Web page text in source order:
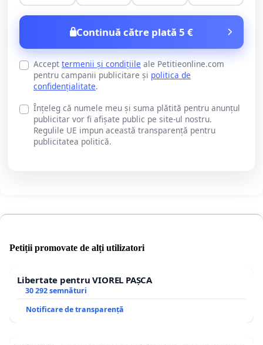
Continuă către plată 5 €
Accept termenii și condițiile ale Petitieonline.com
pentru campanii publicitare și politica de
confidențialitate.
Înțeleg că numele meu și suma plătită pentru anunțul
publicitar vor fi afișate public pe site-ul nostru.
Regulile UE impun această transparență pentru
publicitatea politică.
Petiții promovate de alți utilizatori
Libertate pentru VIOREL PAȘCA
30 292 semnături
Notificare de transparență